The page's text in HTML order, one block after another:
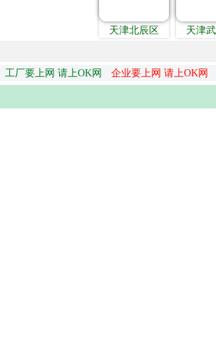
天津北辰区 天津
工厂要上网 请上OK网
企业要上网 请上OK网